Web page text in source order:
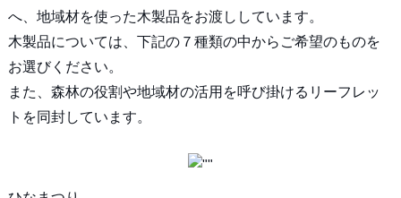
へ、地域材を使った木製品をお渡ししています。
木製品については、下記の７種類の中からご希望のものを
お選びください。
また、森林の役割や地域材の活用を呼び掛けるリーフレッ
トを同封しています。